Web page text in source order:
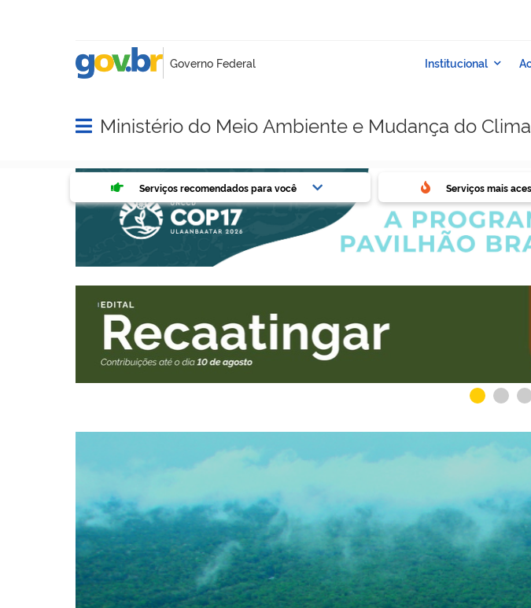
Abrir menu principal de navegação
Ministério do Meio Ambiente e Mudança do Clima
Serviços mais acessados do govbr